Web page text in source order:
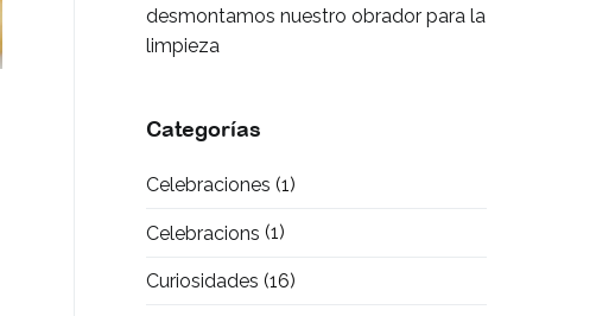
desmontamos nuestro obrador para la
limpieza
Categorías
Celebraciones (1)
Celebracions (1)
Curiosidades (16)